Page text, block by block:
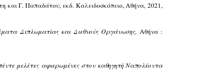
και Γ. Παπαδάτου, εκδ. Καλειδοσκόπειο, Αθήνα, 2021,
Διπλωματίας και Διεθνούς Οργάνωσης, Αθήνα :
μελέτες αφιερωμένες στον καθηγητή Ναπολέοντα